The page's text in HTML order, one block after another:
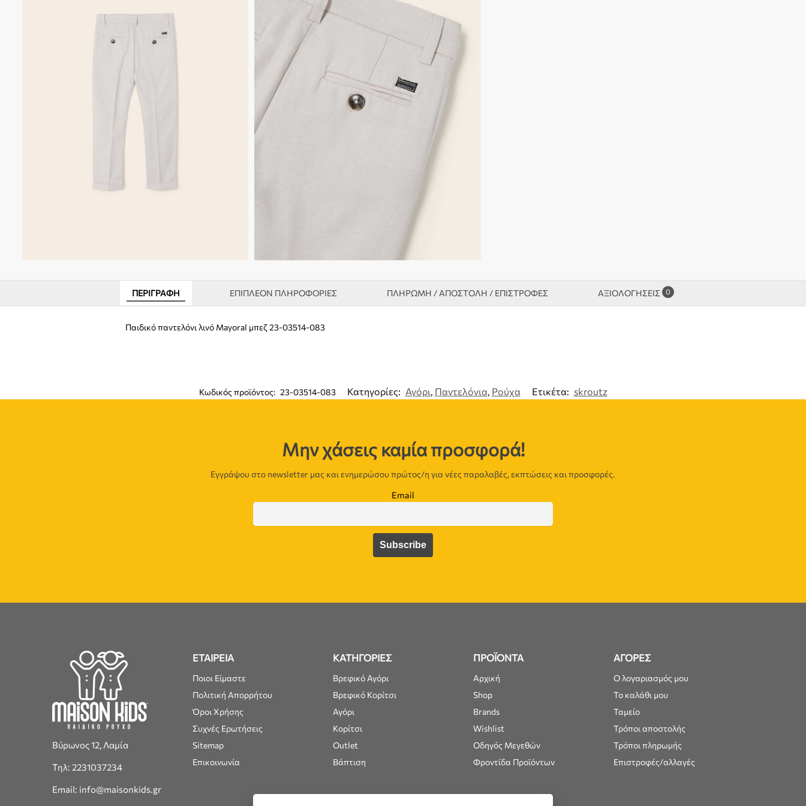
ΠΕΡΙΓΡΑΦΉ ΕΠΙΠΛΈΟΝ ΠΛΗΡΟΦΟΡΊΕΣ ΠΛΗΡΩΜΗ / ΑΠΟΣΤΟΛΗ / ΕΠΙΣΤΡΟΦΕΣ ΑΞΙΟΛΟΓΉΣΕΙΣ 0
Παιδικό παντελόνι λινό Mayoral μπεζ 23-03514-083
Κωδικός προϊόντος: 23-03514-083 Κατηγορίες: Αγόρι, Παντελόνια, Ρούχα Ετικέτα: skroutz
Μην χάσεις καμία προσφορά!
Εγγράψου στο newsletter μας και ενημερώσου πρώτος/η για νέες παραλαβές, εκπτώσεις και προσφορές.
Email
Βύρωνος 12, Λαμία
Τηλ: 2231037234
Email: info@maisonkids.gr
ΕΤΑΙΡΕΙΑ
Ποιοι Είμαστε
Πολιτική Απορρήτου
Όροι Χρήσης
Συχνές Ερωτήσεις
Sitemap
Επικοινωνία
ΚΑΤΗΓΟΡΙΕΣ
Βρεφικό Αγόρι
Βρεφικό Κορίτσι
Αγόρι
Κορίτσι
Outlet
Βάπτιση
ΠΡΟΪΟΝΤΑ
Αρχική
Shop
Brands
Wishlist
Οδηγός Μεγεθών
Φροντίδα Προϊόντων
ΑΓΟΡΕΣ
Ο λογαριασμός μου
Το καλάθι μου
Ταμείο
Τρόποι αποστολής
Τρόποι πληρωμής
Επιστροφές/αλλαγές